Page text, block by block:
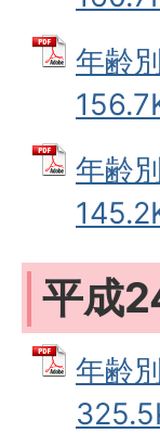
年齢
年齢
平成
年齢